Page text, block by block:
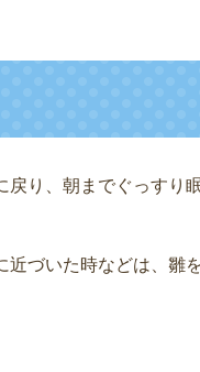
戻り、朝までぐっすり
近づいた時などは、雛